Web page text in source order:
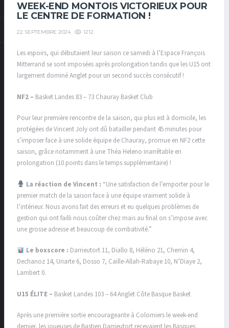
WEEK-END MONTOIS VICTORIEUX POUR
LE CENTRE DE FORMATION !
22 SEPTEMBRE 2024 1212
Les espoirs, qui débutaient leur saison ce samedi à l’Espace François
Mitterrand se sont imposées après prolongation tandis que les U15 ont
largement dominé Anglet pour un second succès consécutif !
NF2 – Basket Landes 83 – 73 Chauray Basket Club
Pour leur première rencontre de la saison, qui plus est à domicile, les
protégées de Vincent Joly ont dû batailler pendant 45 minutes pour
s’imposer face à une solide équipe de Chauray, promue en NF2 cette
saison, grâce notamment à une Théa Heleno inarrêtable en
prolongation (10 points dans le temps supplémentaire) !
La réaction de Vincent : “Une satisfaction de l’emporter pour le
premier match de la saison face à une équipe vraiment solide à
l’intérieur. Nous avons fait des erreurs et eu quelques problèmes de
gestion qui ont failli nous coûter chez mais au final on s’impose avec
une grosse adresse et beaucoup de combativité.”
Le boxscore : Darrieutort 11, Diallo 8, Héléno 21, Chemin 4,
Dechanoz 14, Uriarte 6, Dosso 7, Caille-Allah-Rabaye 10, N’Diaye 2,
Lambert 0.
U15 ÉLITE – Basket Landes 103 – 64 Anglet Côte Basque Basket
Après une première sortie encourageante à Colomiers le week-end